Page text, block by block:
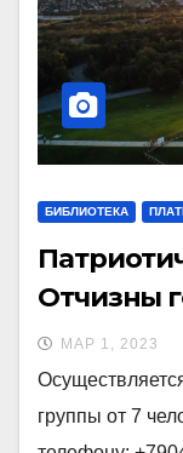
БИБЛИОТЕКА
Отчизны
МАР 1, 2023
группы от 7